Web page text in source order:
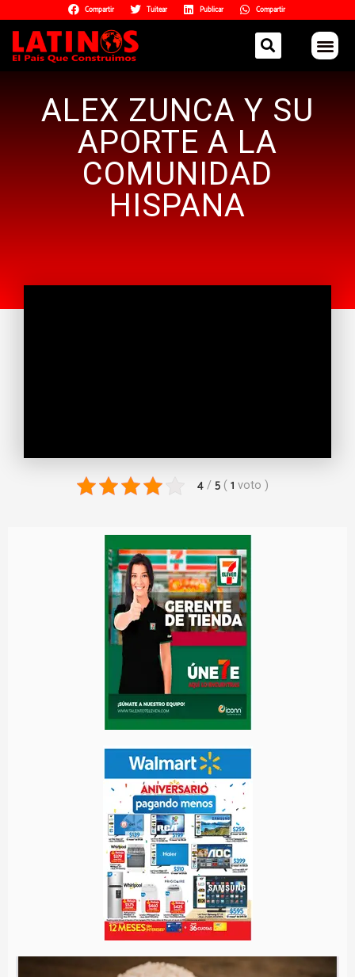
Compartir Tuitear Publicar Compartir
ALEX ZUNCA Y SU
APORTE A LA
COMUNIDAD
HISPANA
4 / 5 ( 1 voto )